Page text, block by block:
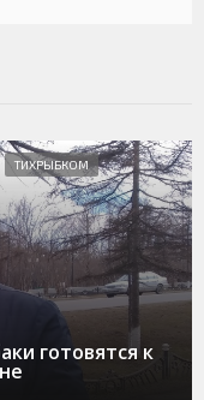
готовятся к
ТИХРЫБКОМ